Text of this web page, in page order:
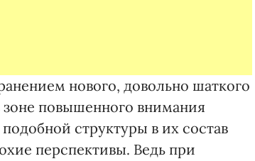
нового, довольно шаткого
зоне повышенного внимания
структуры в их состав
перспективы. Ведь при